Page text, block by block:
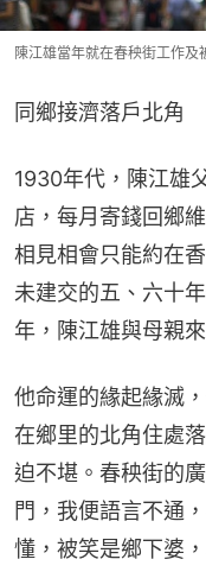
陳江雄當年就在春秧街工作及
同鄉接濟落戶北角
1930年代，陳江雄
店，每月寄錢回鄉
相見相會只能約在
未建交的五、六十
年，陳江雄與母親
他命運的緣起緣滅
在鄉里的北角住處
迫不堪。春秧街的
門，我便語言不通
懂，被笑是鄉下婆